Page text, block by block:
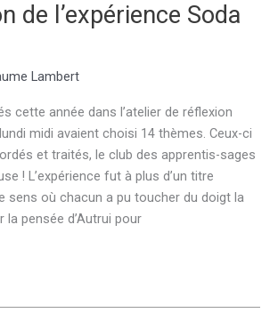
de l’expérience Soda
Lambert
cette année dans l’atelier de réflexion
midi avaient choisi 14 thèmes. Ceux-ci
et traités, le club des apprentis-sages
! L’expérience fut à plus d’un titre
sens où chacun a pu toucher du doigt la
la pensée d’Autrui pour